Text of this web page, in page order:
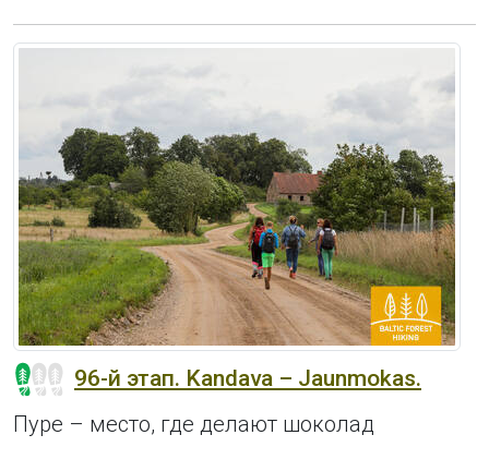
96-й этап. Kandava – Jaunmokas.
Пуре – место, где делают шоколад